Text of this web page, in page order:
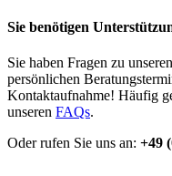
Sie benötigen
Sie haben Fragen zu
persönlichen
Kontaktaufnahme! Häufig
unseren FAQs.
Oder rufen Sie uns an: +49